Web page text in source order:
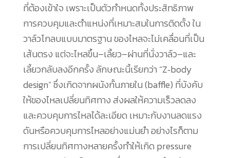
ที่ต้องเข้าใจ เพราะเป็นตัวกำหนดทั้งประสิทธิภาพ
การควบคุมและตำแหน่งที่เหมาะสมในการติดตั้ง ใน
วาล์วโกลบแบบมาตรฐาน ของไหลจะไม่เคลื่อนที่เป็น
เส้นตรง แต่จะไหลขึ้น–เลี้ยว–ผ่านที่นั่งวาล์ว–และ
เลี้ยวกลับลงอีกครั้ง ลักษณะนี้เรียกว่า “Z‑body
design” ซึ่งเกิดจากผนังกั้นภายใน (baffle) ที่บังคับ
ให้ของไหลเปลี่ยนทิศทาง ส่งผลให้ความเร็วลดลง
และควบคุมการไหลได้ละเอียด เหมาะกับงานลดแรง
ดันหรือควบคุมการไหลอย่างแม่นยำ อย่างไรก็ตาม
การเปลี่ยนทิศทางหลายครั้งทำให้เกิด pressure